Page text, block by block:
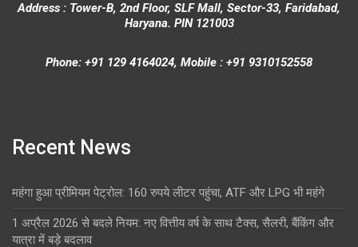
Address : Tower-B, 2nd Floor, SLF Mall, Sector-33, Faridabad,
Haryana. PIN 121003
Phone: +91 129 4164024, Mobile : +91 9310152558
Recent News
महंगा हुआ प्रीमियम पेट्रोल: 160 रुपये लीटर पहुंचा, ATF और LPG भी महंगे
1 अप्रैल 2026 से बदले नियम: नए वित्तीय वर्ष के साथ टैक्स, सैलरी, बैंकिंग और
यात्रा में बड़े बदलाव